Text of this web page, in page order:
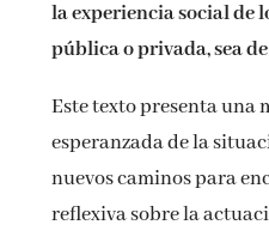
la experiencia social de
pública o privada, sea
Este texto presenta una
esperanzada de la
nuevos caminos para
reflexiva sobre la